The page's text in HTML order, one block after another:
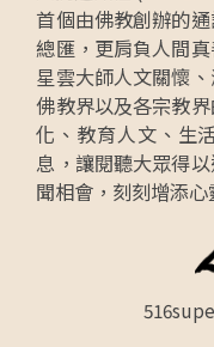
首個由佛教創辦的
總匯，更肩負人間
星雲大師人文關懷
佛教界以及各宗教
化、教育人文、生
息，讓閱聽大眾得
聞相會，刻刻增添